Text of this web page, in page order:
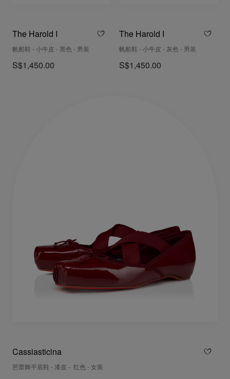
The Harold I
帆船鞋 - 小牛皮 - 黑色 - 男装
S$1,450.00
The Harold I
帆船鞋 - 小牛皮 - 灰色 - 男装
S$1,450.00
Cassiasticina
芭蕾舞平底鞋 - 漆皮 - 红色 - 女装